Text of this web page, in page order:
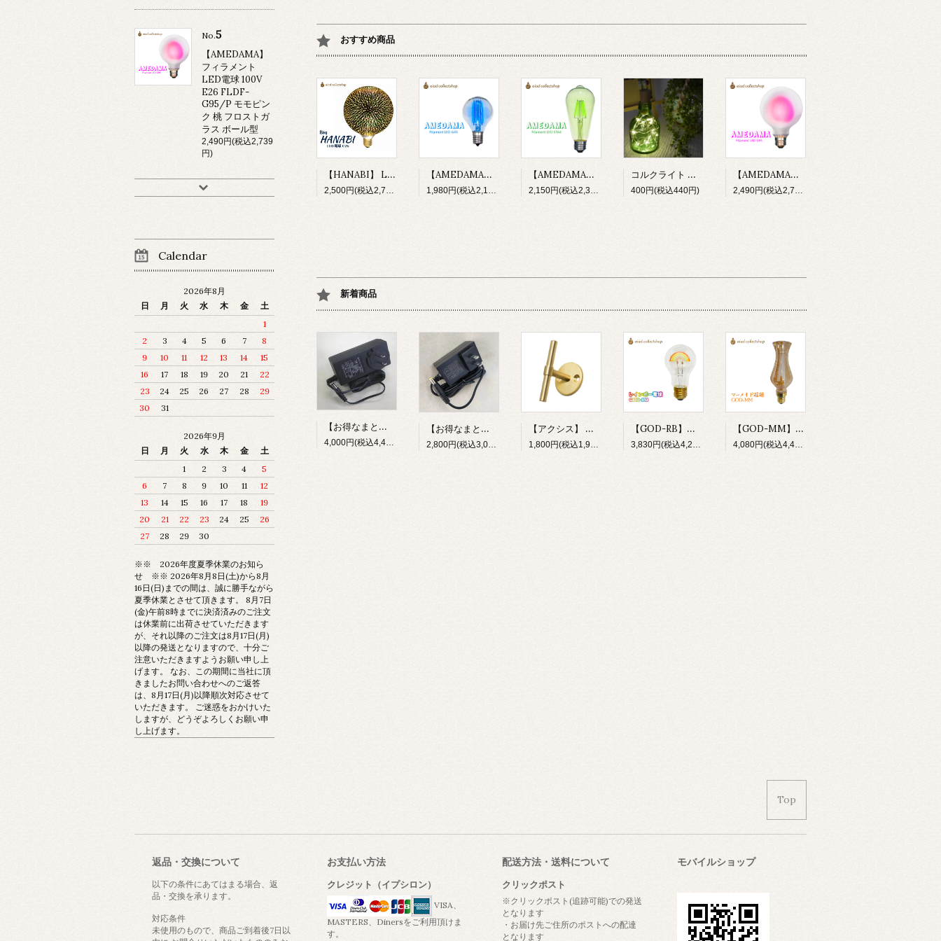
おすすめ商品
【HANABI】 LED電球 花火 100V E26 HNB-G125 大玉 3D ボール型
2,500円(税込2,750円)
【AMEDAMA】 フィラメントLED電球 100V E17 FLDC-G45/B ソーダブルー 青 小型 ボール型
1,980円(税込2,178円)
【AMEDAMA】 フィラメントLED電球 100V E26 FLDC-ST64/G メロングリーン 緑 ST型 なす型
2,150円(税込2,365円)
コルクライト ボトルライト LED 電池付 bottlelight
400円(税込440円)
【AMEDAMA】 フィラメントLED電球 100V E26 FLDF-G95/P モモピンク 桃 フロストガラス ボール型
2,490円(税込2,739円)
新着商品
【お得なまとめ買い15個セット】 ACアダプター（12V/1A）ACアダプター（12V/2A）
4,000円(税込4,400円)
【お得なまとめ買い15個セット】 ACアダプター（12V/1A）
2,800円(税込3,080円)
【アクシス】 ハンドル2wayフック 真鍮 HS3728 【GOD-RB】新商品 おしゃれ電球 LED電球 GOD-RB 虹 レインボー 電球 E26 照明 イベント パーティ 店舗 カフェ 内装 気分転換 プレゼント ギフト 【GOD-MM】LED電球 マーメイド まるで人魚の様なしなやかなカーブの美しい電球。ゴージャスでエレガントな空間づくりにおすすめなおしゃれ電球です。
No.5
【AMEDAMA】
フィラメント
LED電球 100V
E26 FLDF-
G95/P モモピン
ク 桃 フロストガ
ラス ボール型
2,490円(税込2,739
円)
Calendar
2026年8月
日
月 火 水 木 金
土
1
2
3 4 5 6 7
8
9
10 11 12 13 14
15
16
17 18 19 20 21
22
23
24 25 26 27 28
29
30
31
2026年9月
日
月 火 水 木 金
土
1
2 3 4
5
6
7 8 9 10 11
12
13
14 15 16 17 18
19
20
21 22 23 24 25
26
27
28 29 30
※※ 2026年度夏季休業のお知ら
せ ※※ 2026年8月8日(土)から8月
16日(日)までの間は、誠に勝手ながら
夏季休業とさせて頂きます。 8月7日
(金)午前8時までに決済済みのご注文
は休業前に出荷させていただきます
が、それ以降のご注文は8月17日(月)
以降の発送となりますので、十分ご
注意いただきますようお願い申し上
げます。 なお、この期間に当社に頂
きましたお問い合わせへのご返答
は、8月17日(月)以降順次対応させて
いただきます。 ご迷惑をおかけいた
しますが、どうぞよろしくお願い申
し上げます。
Top
返品・交換について
以下の条件にあてはまる場合、返
品・交換を承ります。
対応条件
未使用のもので、商品ご到着後7日以
お支払い方法
クレジット（イプシロン）
VISA、
MASTERS、Dinersをご利用頂けま
す。
配送方法・送料について
クリックポスト
※クリックポスト(追跡可能)での発送
となります
・お届け先ご住所のポストへの配達
となります
モバイルショップ